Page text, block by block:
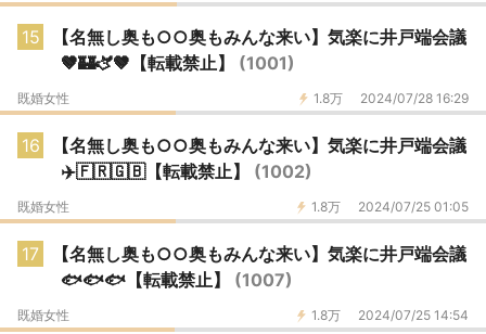
15
【名無し奥も○○奥もみんな来い】気楽に井戸端会議
🤎🏰🫏🤎【転載禁止】 (1001)
1.8万 2024/07/28 16:29
既婚女性
16
【名無し奥も○○奥もみんな来い】気楽に井戸端会議
✈️🇫🇷🇬🇧【転載禁止】 (1002)
1.8万 2024/07/25 01:05
既婚女性
17
【名無し奥も○○奥もみんな来い】気楽に井戸端会議
🐟🐟🐟【転載禁止】 (1007)
1.8万 2024/07/25 14:54
既婚女性